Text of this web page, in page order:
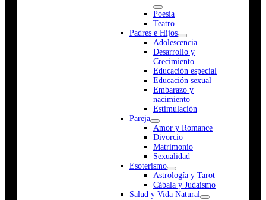
Poesía
Teatro
Padres e Hijos
Adolescencia
Desarrollo y
Crecimiento
Educación especial
Educación sexual
Embarazo y
nacimiento
Estimulación
Pareja
Amor y Romance
Divorcio
Matrimonio
Sexualidad
Esoterismo
Astrología y Tarot
Cábala y Judaismo
Salud y Vida Natural